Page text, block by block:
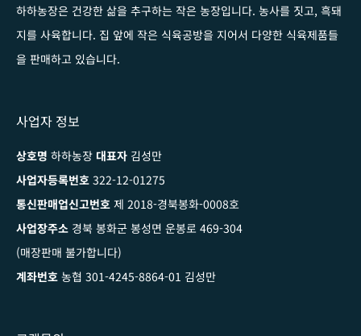
하하농장은 건강한 삶을 추구하는 작은 농장입니다. 농사를 짓고, 흑돼
지를 사육합니다. 집 앞에 작은 식육공방을 지어서 다양한 식육제품들
을 판매하고 있습니다.
사업자 정보
상호명 하하농장 대표자 김성만
사업자등록번호 322-12-01275
통신판매업신고번호 제 2018-경북봉화-0008호
사업장주소 경북 봉화군 봉성면 운봉로 469-304
(매장판매 불가합니다)
계좌번호 농협 301-4245-8864-01 김성만